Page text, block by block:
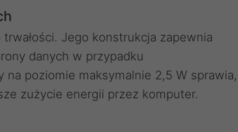
trwałości. Jego konstrukcja zapewnia
danych w przypadku
poziomie maksymalnie 2,5 W sprawia,
zużycie energii przez komputer.